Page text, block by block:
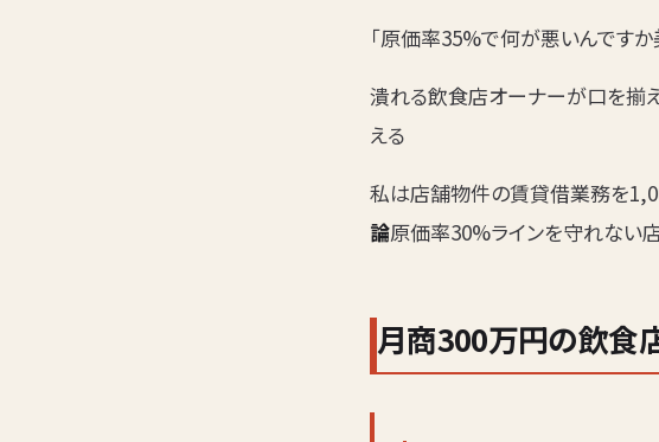
「原価率35%で何が悪いんです
潰れる飲食店オーナーが口を揃
える
私は店舗物件の賃貸借業務を
論原価率30%ラインを守れない
月商300万円の飲食